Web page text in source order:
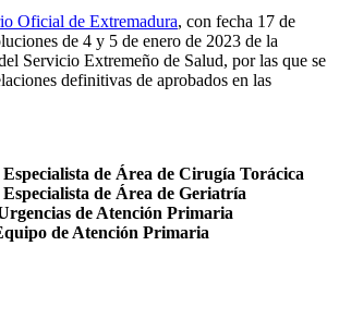
Oficial de Extremadura, con fecha 17 de
de 4 y 5 de enero de 2023 de la
Servicio Extremeño de Salud, por las que se
definitivas de aprobados en las
de Área de Cirugía Torácica
de Área de Geriatría
de Atención Primaria
de Atención Primaria